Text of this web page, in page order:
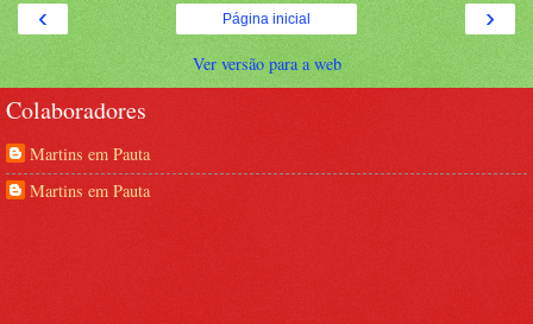
‹ ›
Página inicial
Ver versão para a web
Colaboradores
Martins em Pauta
Martins em Pauta